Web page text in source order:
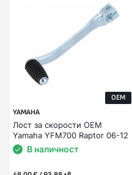
OEM
YAMAHA
Лост за скорости OEM
Yamaha YFM700 Raptor 06-12
В наличност